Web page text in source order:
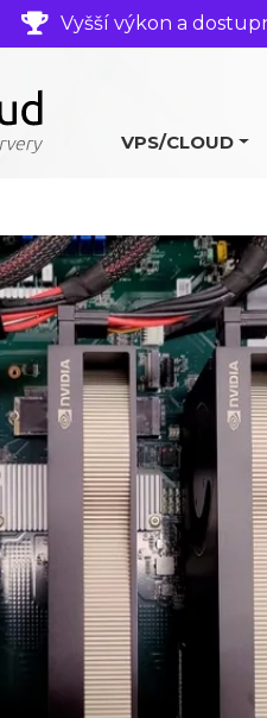
Vyšší výkon a
VPS/CLOUD